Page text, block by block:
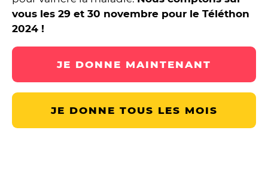
vous les 29 et 30 novembre pour le Téléthon
2024 !
JE DONNE MAINTENANT
JE DONNE TOUS LES MOIS